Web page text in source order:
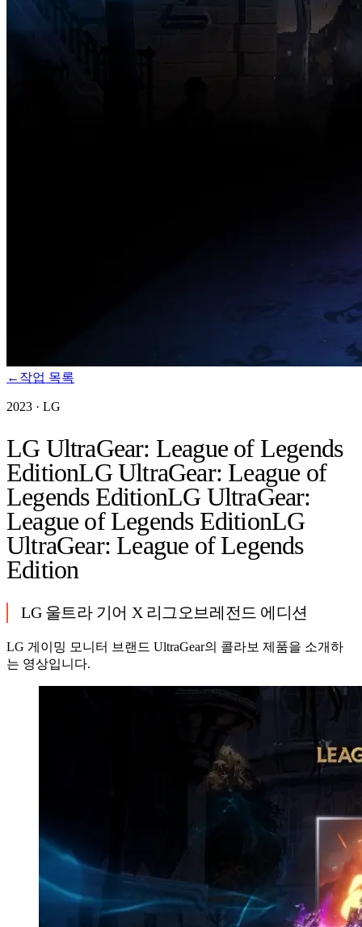
← 작업 목록
2023 · LG
LG UltraGear: League of Legends
EditionLG UltraGear: League of
Legends EditionLG UltraGear:
League of Legends EditionLG
UltraGear: League of Legends
Edition
LG 울트라 기어 X 리그오브레전드 에디션
LG 게이밍 모니터 브랜드 UltraGear의 콜라보 제품을 소개하
는 영상입니다.